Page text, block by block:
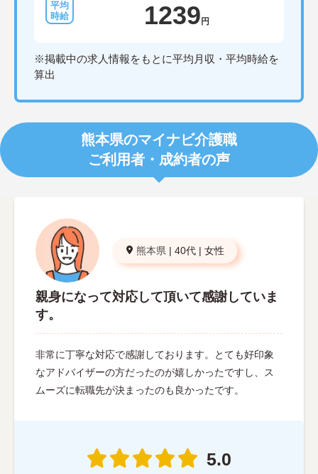
1239 円
※掲載中の求人情報をもとに平均月収・平均時給を
算出
熊本県のマイナビ介護職
ご利用者・成約者の声
熊本県 | 40代 | 女性
親身になって対応して頂いて感謝していま
す。
非常に丁寧な対応で感謝しております。とても好印象
なアドバイザーの方だったのが嬉しかったですし、ス
ムーズに転職先が決まったのも良かったです。
5.0